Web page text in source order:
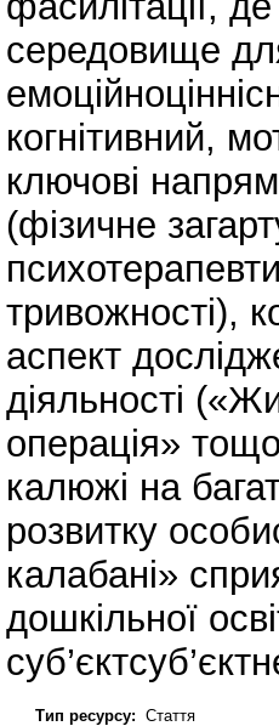
середовище
когнітивний,
ключові
(фізичне
тривожності),
аспект
діяльності
операція»
калюжі на
розвитку
калабані»
дошкільної
Тип ресурсу: Стаття